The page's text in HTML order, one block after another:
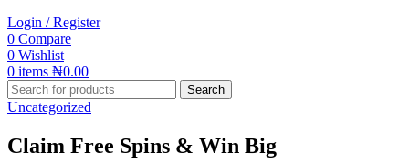
Login / Register
0 Compare
0 Wishlist
0 items ₦0.00
Search
Uncategorized
Claim Free Spins & Win Big